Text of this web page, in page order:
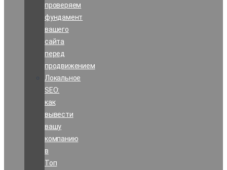
проверяем
фундамент
вашего
сайта
перед
продвижением
Локальное
SEO:
как
вывести
вашу
компанию
в
Топ